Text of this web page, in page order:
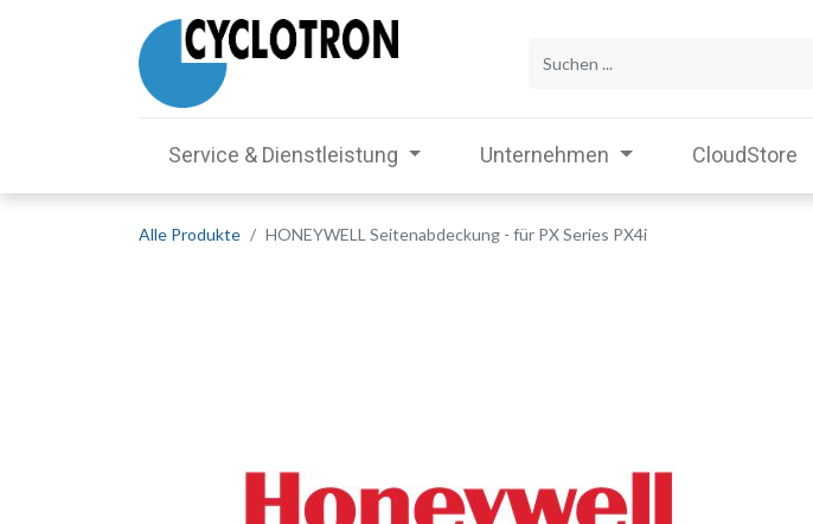
Service & Dienstleistung Unternehmen CloudStore
Alle Produkte HONEYWELL Seitenabdeckung - für PX Series PX4i